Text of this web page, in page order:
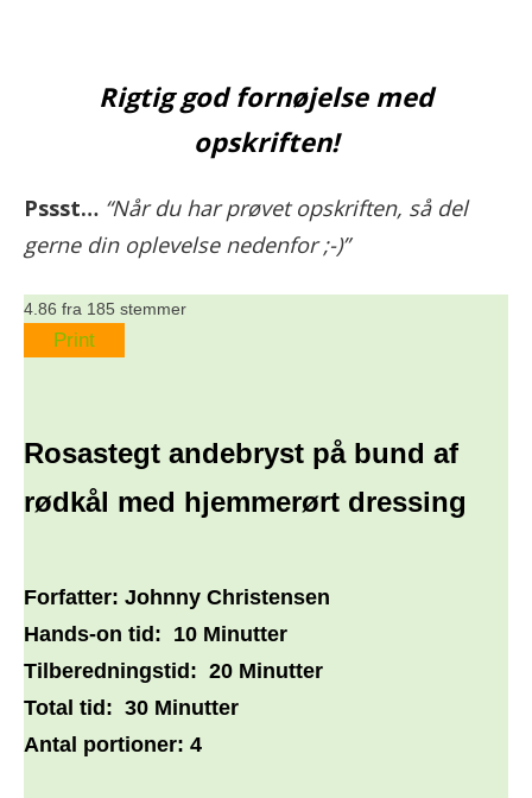
Rigtig god fornøjelse med
opskriften!
Pssst… “Når du har prøvet opskriften, så del
gerne din oplevelse nedenfor ;-)”
4.86 fra 185 stemmer
Print
Rosastegt andebryst på bund af
rødkål med hjemmerørt dressing
Forfatter: Johnny Christensen
Hands-on tid: 10 Minutter
Tilberedningstid: 20 Minutter
Total tid: 30 Minutter
Antal portioner: 4